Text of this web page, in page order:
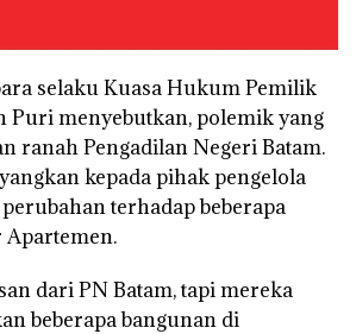
selaku Kuasa Hukum Pemilik
Puri menyebutkan, polemik yang
ranah Pengadilan Negeri Batam.
kepada pihak pengelola
terhadap beberapa
Apartemen.
dari PN Batam, tapi mereka
beberapa bangunan di